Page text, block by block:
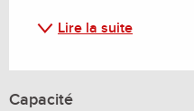
Lire la suite
Capacité